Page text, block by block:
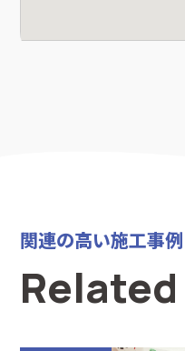
関連の高い施工事例